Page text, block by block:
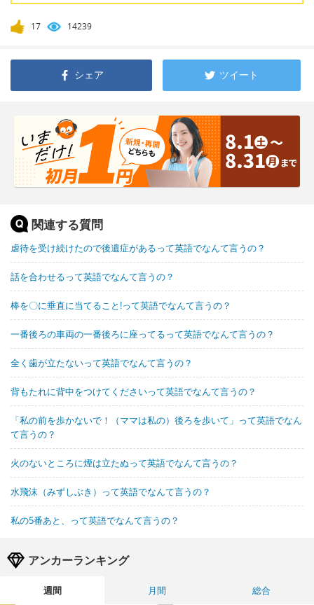
17 14239
シェア ツイート
関連する質問
虐待を受け続けたので後遺症があるって英語でなんて言うの？
話を合わせるって英語でなんて言うの？
棒を〇に垂直に当てること!って英語でなんて言うの？
一番後ろの車両の一番後ろに座ってるって英語でなんて言うの？
全く歯が立たないって英語でなんて言うの？
背もたれに背中をつけてくださいって英語でなんて言うの？
「私の前を歩かないで！（ママは私の）後ろを歩いて」って英語でなん
て言うの？
火のないところに煙は立たぬって英語でなんて言うの？
水飛沫（みずしぶき）って英語でなんて言うの？
私の5番あと、って英語でなんて言うの？
アンカーランキング
週間 月間
総合